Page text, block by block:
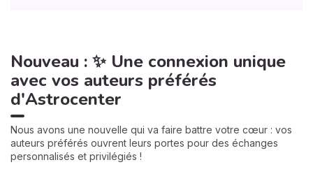
Nouveau : ✨ Une connexion unique
avec vos auteurs préférés
d'Astrocenter
Nous avons une nouvelle qui va faire battre votre cœur : vos
auteurs préférés ouvrent leurs portes pour des échanges
personnalisés et privilégiés !